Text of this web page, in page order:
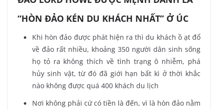
“HÒN ĐẢO KÉN DU KHÁCH NHẤT” Ở ÚC
Khi hòn đảo được phát hiện ra thì du khách ồ ạt đổ
về đảo rất nhiều, khoảng 350 người dân sinh sống
họ tỏ ra không thích về tình trạng ô nhiễm, phá
hủy sinh vật, từ đó đã giới hạn bất kì ở thời khắc
nào không được quá 400 khách du lịch
Nơi không phải cứ có tiền là đến, vì là hòn đảo nằm